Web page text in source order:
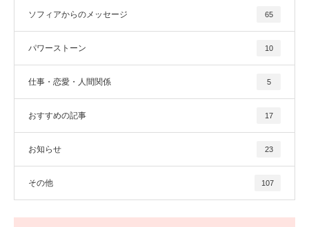
ソフィアからのメッセージ 65
パワーストーン 10
仕事・恋愛・人間関係 5
おすすめの記事 17
お知らせ 23
その他 107